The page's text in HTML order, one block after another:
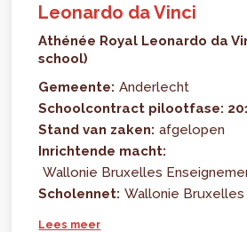
Leonardo da Vinci
Athénée Royal Leonardo da
school)
Gemeente: Anderlecht
Schoolcontract pilootfase:
Stand van zaken: afgelopen
Inrichtende macht:
Wallonie Bruxelles
Scholennet: Wallonie
Lees meer